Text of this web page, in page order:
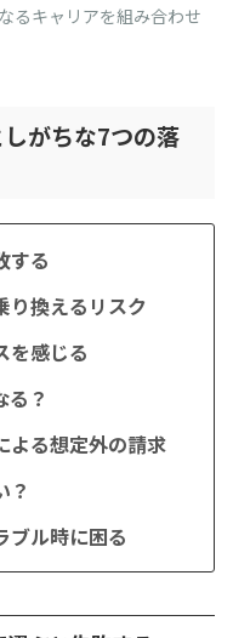
るキャリアを組み合わせ
がちな7つの落
する
り換えるリスク
を感じる
る？
よる想定外の請求
？
ブル時に困る